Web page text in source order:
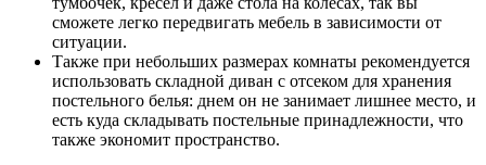
сможете легко передвигать мебель в зависимости от
ситуации.
Также при небольших размерах комнаты рекомендуется
использовать складной диван с отсеком для хранения
постельного белья: днем он не занимает лишнее место, и
есть куда складывать постельные принадлежности, что
также экономит пространство.